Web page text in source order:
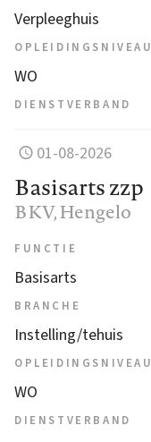
Verpleeghuis
OPLEIDINGSNIVEAU
WO
DIENSTVERBAND
01-08-2026
Basisarts zzp
BKV, Hengelo
FUNCTIE
Basisarts
BRANCHE
Instelling/tehuis
OPLEIDINGSNIVEAU
WO
DIENSTVERBAND